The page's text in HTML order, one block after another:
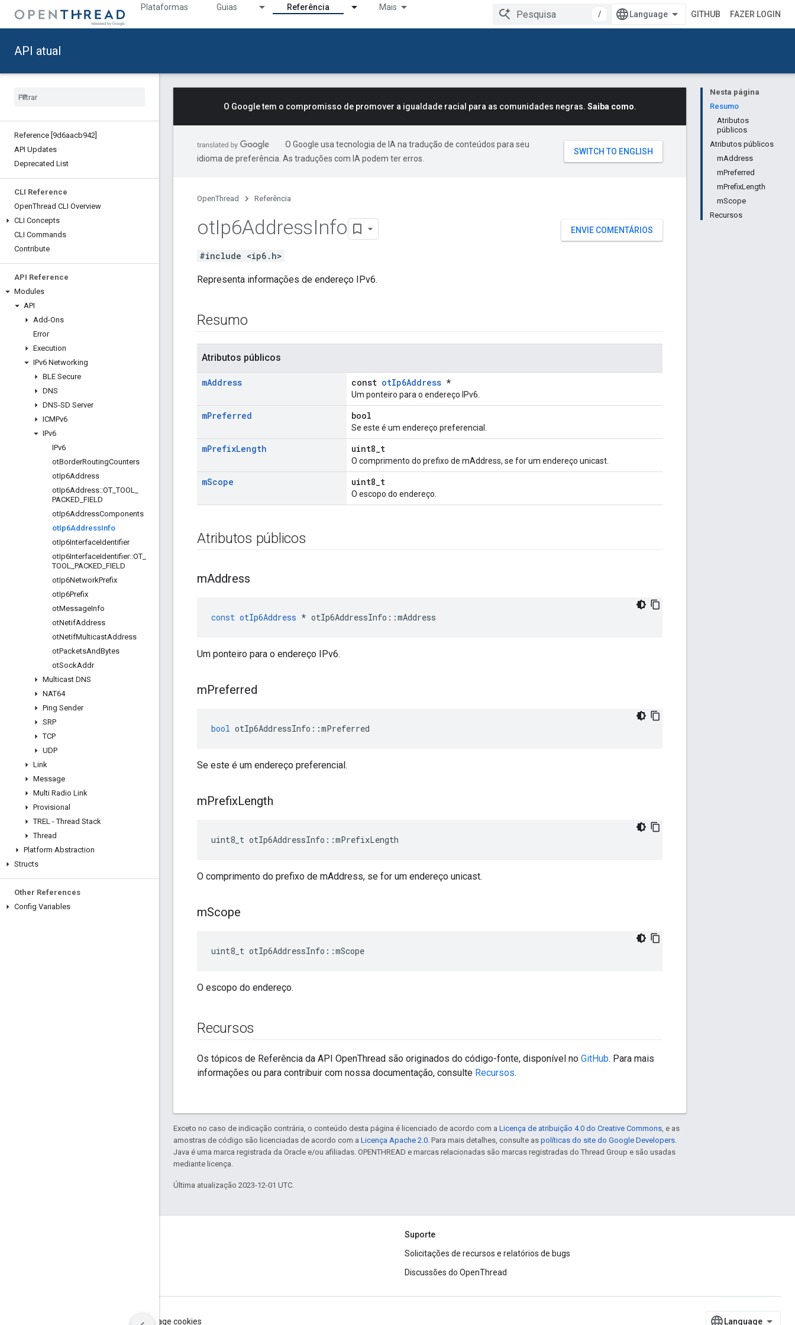
Plataformas Guias Referência Mais
/ GITHUB FAZER LOGIN
API atual
Reference [9d6aacb942]
API Updates
Deprecated List
CLI Reference
OpenThread CLI Overview
CLI Concepts
CLI Commands
Contribute
API Reference
Modules
API
Add-Ons
Error
Execution
IPv6 Networking
BLE Secure
DNS
DNS-SD Server
ICMPv6
IPv6
IPv6
otBorderRoutingCounters
otIp6Address
otIp6Address::OT _TOOL
PACKED FIELD
otIp6AddressComponents
otIp6AddressInfo
otIp6InterfaceIdentifier
otIp6InterfaceIdentifier::OT
TOOL PACKED FIELD
otIp6NetworkPrefix
otIp6Prefix
otMessageInfo
otNetifAddress
otNetifMulticastAddress
otPacketsAndBytes
otSockAddr
Multicast DNS
NAT64
Ping Sender
SRP
TCP
UDP
Link
Message
Multi Radio Link
Provisional
TREL - Thread Stack
Thread
Platform Abstraction
Structs
Other References
Config Variables
Nesta página
Resumo
Atributos
públicos
Atributos públicos
mAddress
mPreferred
mPrefixLength
mScope
Recursos
O Google tem o compromisso de promover a igualdade racial para as comunidades negras. Saiba como.
O Google usa tecnologia de IA na tradução de conteúdos para seu
idioma de preferência. As traduções com IA podem ter erros.
OpenThread Referência
ENVIE COMENTÁRIOS
otIp6AddressInfo
#include <ip6.h>
Representa informações de endereço IPv6.
Resumo
Atributos públicos
mAddress const otIp6Address *
Um ponteiro para o endereço IPv6.
mPreferred bool
Se este é um endereço preferencial.
mPrefixLength uint8_t
O comprimento do prefixo de mAddress, se for um endereço unicast.
mScope uint8_t
O escopo do endereço.
Atributos públicos
mAddress
const otIp6Address * otIp6AddressInfo ::mAddress
Um ponteiro para o endereço IPv6.
mPreferred
bool otIp6AddressInfo ::mPreferred
Se este é um endereço preferencial.
mPrefixLength
uint8_t otIp6AddressInfo ::mPrefixLength
O comprimento do prefixo de mAddress, se for um endereço unicast.
mScope
uint8_t otIp6AddressInfo ::mScope
O escopo do endereço.
Recursos
Os tópicos de Referência da API OpenThread são originados do código-fonte, disponível no GitHub. Para mais
informações ou para contribuir com nossa documentação, consulte Recursos.
Exceto no caso de indicação contrária, o conteúdo desta página é licenciado de acordo com a Licença de atribuição 4.0 do Creative Commons, e as
amostras de código são licenciadas de acordo com a Licença Apache 2.0. Para mais detalhes, consulte as políticas do site do Google Developers.
Java é uma marca registrada da Oracle e/ou afiliadas. OPENTHREAD e marcas relacionadas são marcas registradas do Thread Group e são usadas
mediante licença.
Última atualização 2023-12-01 UTC.
Suporte
Solicitações de recursos e relatórios de bugs
Discussões do OpenThread
Manage cookies